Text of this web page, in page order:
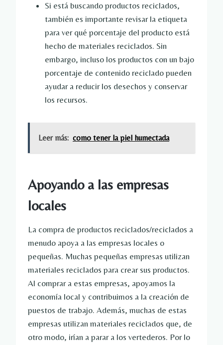
Si está buscando productos reciclados,
también es importante revisar la etiqueta
para ver qué porcentaje del producto está
hecho de materiales reciclados. Sin
embargo, incluso los productos con un bajo
porcentaje de contenido reciclado pueden
ayudar a reducir los desechos y conservar
los recursos.
Leer más: como tener la piel humectada
Apoyando a las empresas
locales
La compra de productos reciclados/reciclados a
menudo apoya a las empresas locales o
pequeñas. Muchas pequeñas empresas utilizan
materiales reciclados para crear sus productos.
Al comprar a estas empresas, apoyamos la
economía local y contribuimos a la creación de
puestos de trabajo. Además, muchas de estas
empresas utilizan materiales reciclados que, de
otro modo, irían a parar a los vertederos. Por lo